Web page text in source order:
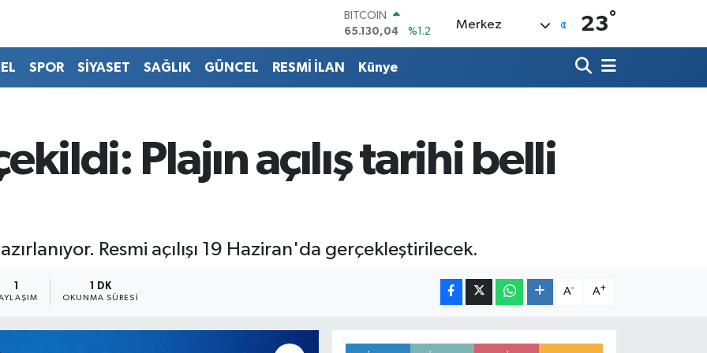
DOLAR
47,7106
%0.17
EURO
55,1652
%0.27
BİST100
13.773
%-19
BITCOIN
Merkez 23°
SPOR SİYASET SAĞLIK GÜNCEL RESMİ İLAN Künye
Plajın açılış tarihi belli
Resmi açılışı 19 Haziran'da gerçekleştirilecek.
1 1 DK
OKUNMA SÜRESI
A- A+